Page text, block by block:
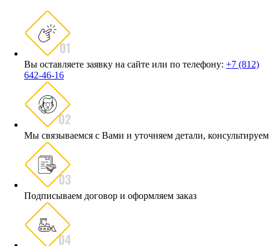
Вы оставляете заявку на сайте или по телефону: +7 (812)
642-46-16
Мы связываемся с Вами и уточняем детали, консультируем
Подписываем договор и оформляем заказ